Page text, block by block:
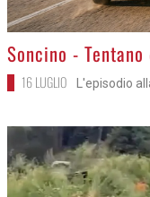
>
Soncino -
16 LUGLIO L'episodio